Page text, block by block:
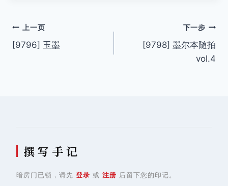
文
章
上一页
[9796] 玉墨
下一步
[9798] 墨尔本随拍
vol.4
撰 写 手 记
暗房门已锁，请先 登录 或 注册 后留下您的印记。